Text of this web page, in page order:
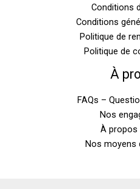
Conditions
Conditions
Politique de
Politique de
À
FAQs –
Nos
À propos
Nos moyens